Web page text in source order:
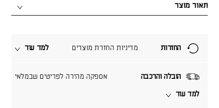
תאור מוצר
הובלה והרכבה אספקה מהירה לפריטים שבמלאי
למד עוד
החזרות מדיניות החזרת מוצרים למד עוד